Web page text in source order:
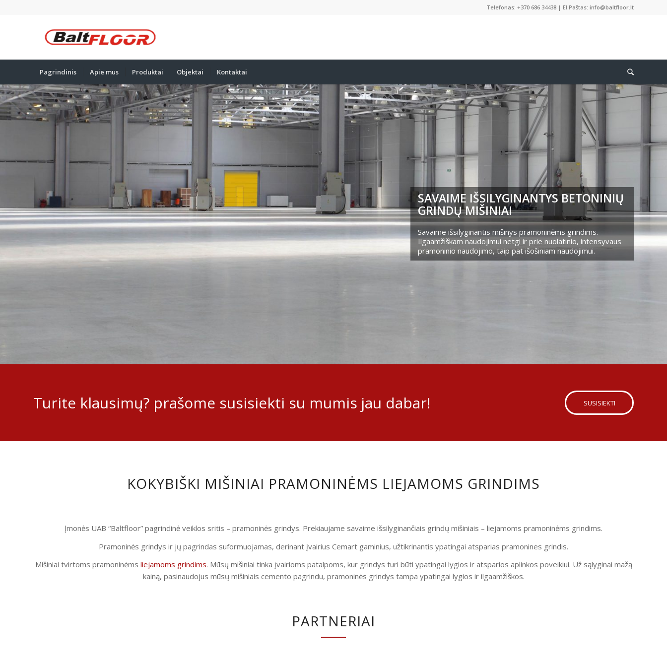
Telefonas: +370 686 34438 | El.Paštas: info@baltfloor.lt
Pagrindinis Apie mus Produktai Objektai Kontaktai
SAVAIME IŠSILYGINANTYS BETONINIŲ
GRINDŲ MIŠINIAI
Savaime išsilyginantis mišinys pramoninėms grindims.
Ilgaamžiškam naudojimui netgi ir prie nuolatinio, intensyvaus
pramoninio naudojimo, taip pat išošiniam naudojimui.
Turite klausimų? prašome susisiekti su mumis jau dabar! SUSISIEKTI
KOKYBIŠKI MIŠINIAI PRAMONINĖMS LIEJAMOMS GRINDIMS
Įmonės UAB “Baltfloor” pagrindinė veiklos sritis – pramoninės grindys. Prekiaujame savaime išsilyginančiais grindų mišiniais – liejamoms pramoninėms grindims.
Pramoninės grindys ir jų pagrindas suformuojamas, derinant įvairius Cemart gaminius, užtikrinantis ypatingai atsparias pramonines grindis.
Mišiniai tvirtoms pramoninėms liejamoms grindims. Mūsų mišiniai tinka įvairioms patalpoms, kur grindys turi būti ypatingai lygios ir atsparios aplinkos poveikiui. Už sąlyginai mažą
kainą, pasinaudojus mūsų mišiniais cemento pagrindu, pramoninės grindys tampa ypatingai lygios ir ilgaamžiškos.
PARTNERIAI